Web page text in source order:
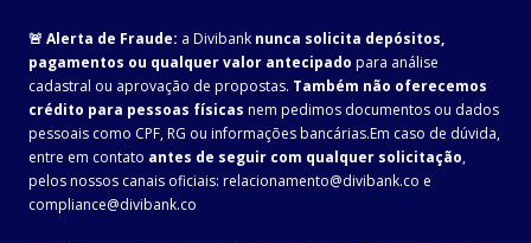
🚨 Alerta de Fraude: a Divibank nunca solicita depósitos,
pagamentos ou qualquer valor antecipado para análise
cadastral ou aprovação de propostas. Também não oferecemos
crédito para pessoas físicas nem pedimos documentos ou dados
pessoais como CPF, RG ou informações bancárias.Em caso de dúvida,
entre em contato antes de seguir com qualquer solicitação,
pelos nossos canais oficiais: relacionamento@divibank.co e
compliance@divibank.co